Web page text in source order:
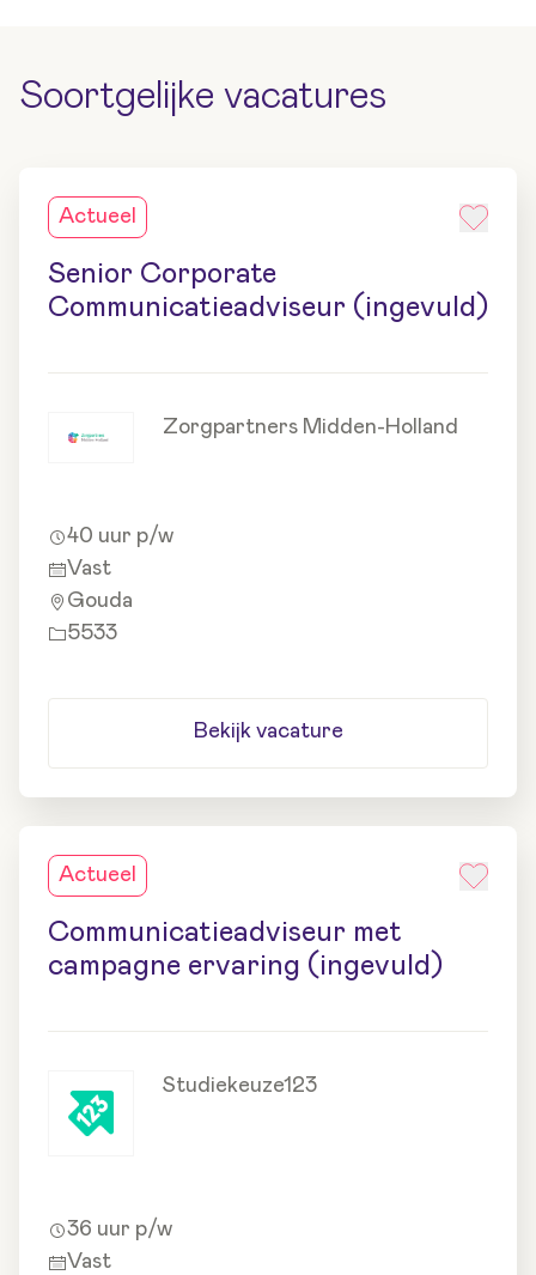
Soortgelijke vacatures
Actueel
Senior Corporate
Communicatieadviseur (ingevuld)
Zorgpartners Midden-Holland
40 uur p/w
5533
Vast
Gouda
Bekijk vacature
Actueel
Communicatieadviseur met
campagne ervaring (ingevuld)
Studiekeuze123
36 uur p/w
Vast